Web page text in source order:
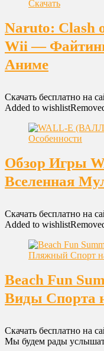
Naruto: Clash
Wii —
Аниме
Скачать бесплатно на
Added to wishlist
Обзор Игры
Вселенная
Скачать бесплатно на
Added to wishlist
Beach Fun
Виды Спорта
Скачать бесплатно на
Мы будем рады